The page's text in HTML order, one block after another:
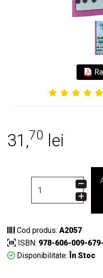
31,70 lei
Cod produs: A2057
ISBN: 978-606-009-
Disponibilitate: În Stoc